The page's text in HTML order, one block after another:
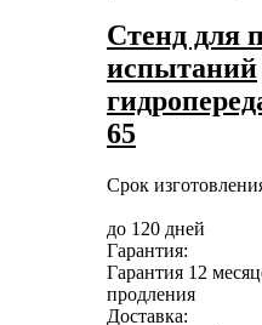
Стенд для
испытаний
65
Срок
до 120 дней
Гарантия:
Гарантия 12
продления
Доставка: